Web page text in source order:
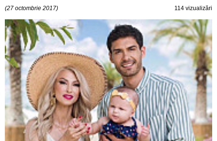
(27 octombrie 2017) 114 vizualizări